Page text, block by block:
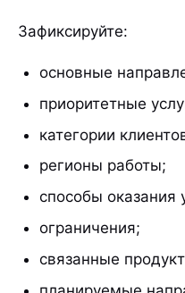
Зафиксируйте:
основные
приоритетные
категории
регионы работы;
способы оказания
ограничения;
связанные